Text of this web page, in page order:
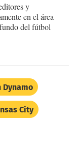
y
en el área
del fútbol
Dynamo
City